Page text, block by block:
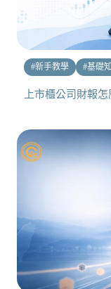
#新手教學 #基礎
上市櫃公司財報